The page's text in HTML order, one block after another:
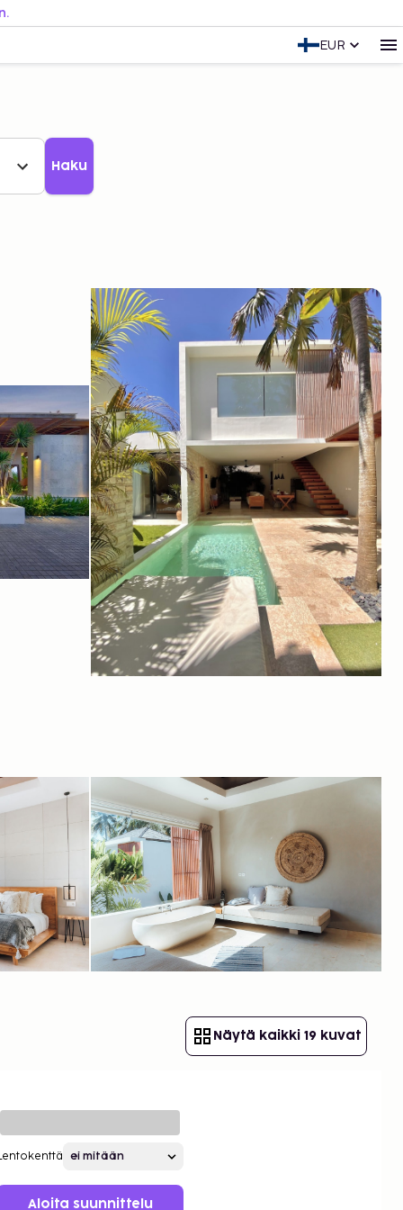
EUR
Haku
Näytä kaikki 19 kuvat
Aloita suunnittelu